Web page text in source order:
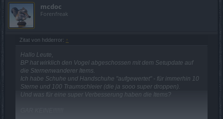
mcdoc
Forenfreak
Zitat von hdderror: ↑
Hallo Leute,
BP hat wirklich den Vogel abgeschossen mit dem Setupdate auf
die Sternenwanderer Items.
Ich habe Schuhe und Handschuhe "aufgewertet" - für immerhin 10
Sterne und 100 Traumschleier (die ja sooo super droppen).
Und was für eine super Verbesserung haben die Items?